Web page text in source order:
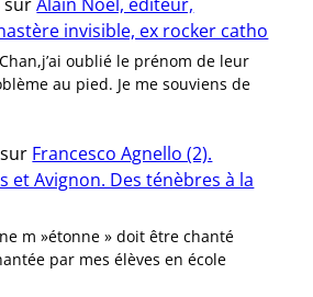
invisible, ex rocker catho
oublié le prénom de leur
au pied. Je me souviens de
sur Francesco Agnello (2).
et Avignon. Des ténèbres à la
m »étonne » doit être chanté
par mes élèves en école